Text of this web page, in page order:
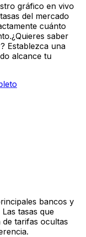
gráfico en vivo
del mercado
cuánto
saber
Establezca una
alcance tu
bancos y
tasas que
tarifas ocultas